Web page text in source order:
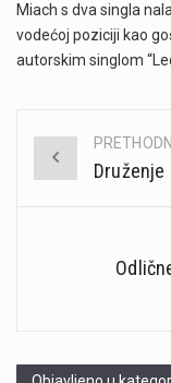
Miach s dva singla
vodećoj poziciji kao
autorskim singlom
Post
navigation